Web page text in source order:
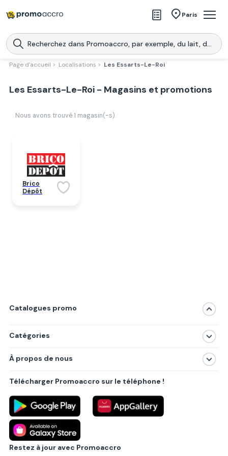
Paris
Magasins
Produits
Promoaccro
l'application
Page d'accueil > Localisations > Les Essarts-Le-Roi
Les Essarts-Le-Roi - Magasins et promotions
Nous avons trouvé 1 magasin(-s)
Brico
Dépôt
Catalogues promo
Catégories
Produits
Villes principales
À propos de nous
Politique de confidentialité
Règlements
Partenariat B2B
Blog
Contact
Télécharger Promoaccro sur le téléphone !
Restez à jour avec Promoaccro